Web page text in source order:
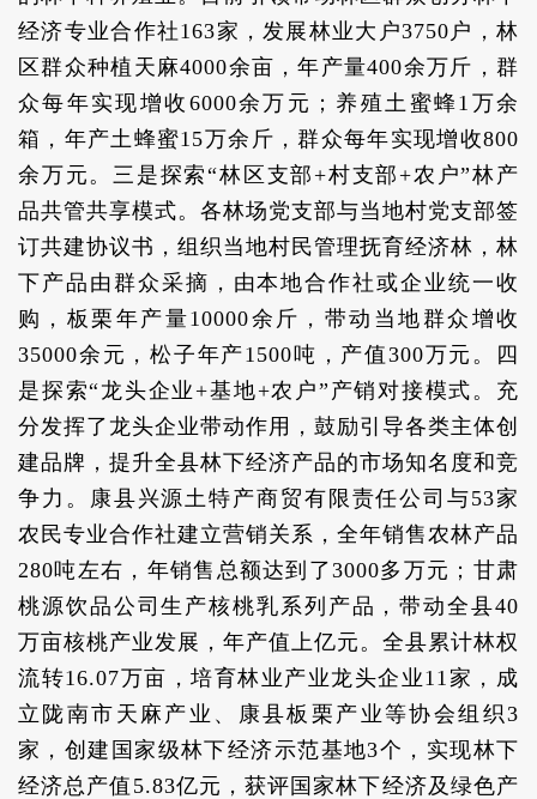
经济专业合作社163家，发展林业大户3750户，林
区群众种植天麻4000余亩，年产量400余万斤，群
众每年实现增收6000余万元；养殖土蜜蜂1万余
箱，年产土蜂蜜15万余斤，群众每年实现增收800
余万元。三是探索“林区支部+村支部+农户”林产
品共管共享模式。各林场党支部与当地村党支部签
订共建协议书，组织当地村民管理抚育经济林，林
下产品由群众采摘，由本地合作社或企业统一收
购，板栗年产量10000余斤，带动当地群众增收
35000余元，松子年产1500吨，产值300万元。四
是探索“龙头企业+基地+农户”产销对接模式。充
分发挥了龙头企业带动作用，鼓励引导各类主体创
建品牌，提升全县林下经济产品的市场知名度和竞
争力。康县兴源土特产商贸有限责任公司与53家
农民专业合作社建立营销关系，全年销售农林产品
280吨左右，年销售总额达到了3000多万元；甘肃
桃源饮品公司生产核桃乳系列产品，带动全县40
万亩核桃产业发展，年产值上亿元。全县累计林权
流转16.07万亩，培育林业产业龙头企业11家，成
立陇南市天麻产业、康县板栗产业等协会组织3
家，创建国家级林下经济示范基地3个，实现林下
经济总产值5.83亿元，获评国家林下经济及绿色产